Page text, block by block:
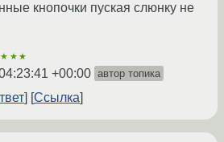
кнопочки пуская слюнку не
+00:00 автор топика
Ссылка